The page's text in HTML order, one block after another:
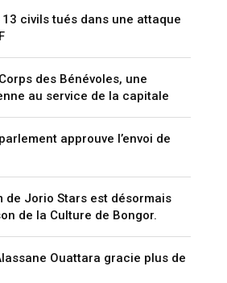
13 civils tués dans une attaque
des Bénévoles, une
au service de la capitale
approuve l’envoi de
de Jorio Stars est désormais
de la Culture de Bongor.
Ouattara gracie plus de